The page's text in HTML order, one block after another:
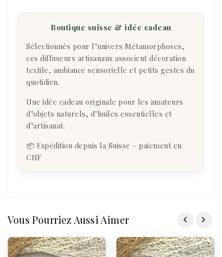
Boutique suisse & idée cadeau
Sélectionnés pour l’univers Métamorphoses,
ces diffuseurs artisanaux associent décoration
textile, ambiance sensorielle et petits gestes du
quotidien.
Une idée cadeau originale pour les amateurs
d’objets naturels, d’huiles essentielles et
d’artisanat.
📦 Expédition depuis la Suisse – paiement en
CHF
Vous Pourriez Aussi Aimer